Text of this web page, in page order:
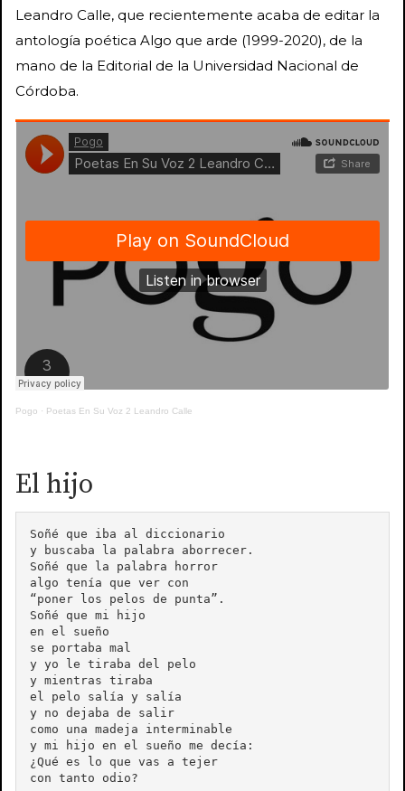
Leandro Calle, que recientemente acaba de editar la
antología poética Algo que arde (1999-2020), de la
mano de la Editorial de la Universidad Nacional de
Córdoba.
Pogo · Poetas En Su Voz 2 Leandro Calle
El hijo
Soñé que iba al diccionario
y buscaba la palabra aborrecer.
Soñé que la palabra horror
algo tenía que ver con
“poner los pelos de punta”.
Soñé que mi hijo
en el sueño
se portaba mal
y yo le tiraba del pelo
y mientras tiraba
el pelo salía y salía
y no dejaba de salir
como una madeja interminable
y mi hijo en el sueño me decía:
¿Qué es lo que vas a tejer
con tanto odio?